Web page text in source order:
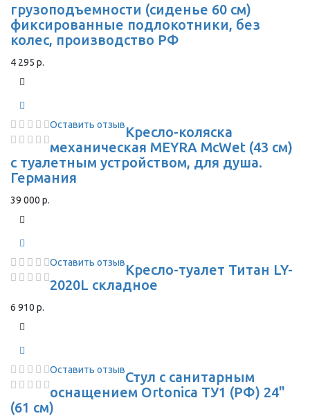
грузоподъемности (сиденье 60 см)
фиксированные подлокотники, без
колес, производство РФ
4 295 р.
Оставить отзывКресло-коляска
механическая MEYRA McWet (43 см)
с туалетным устройством, для душа.
Германия
39 000 р.
Оставить отзывКресло-туалет Титан LY-
2020L складное
6 910 р.
Оставить отзывСтул с санитарным
оснащением Ortonica ТУ1 (РФ) 24"
(61 см)